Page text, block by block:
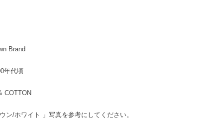
Brand
年代頃
COTTON
ン/ホワイト 」写真を参考にしてください。